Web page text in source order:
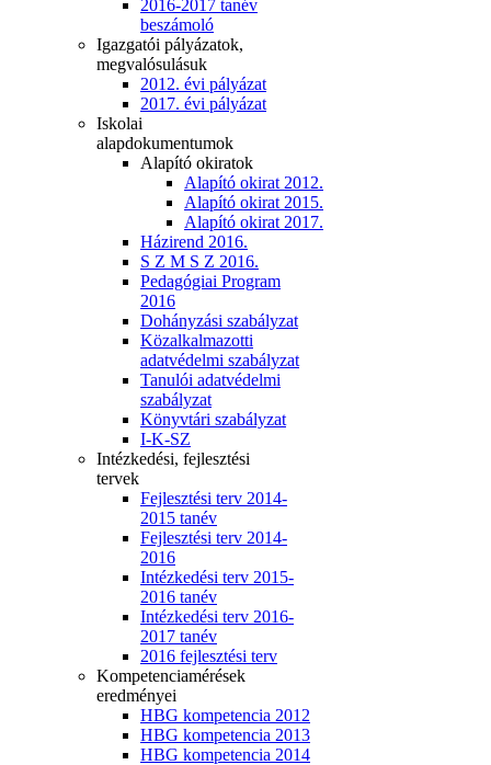
2016-2017 tanév
beszámoló
Igazgatói pályázatok,
megvalósulásuk
2012. évi pályázat
2017. évi pályázat
Iskolai
alapdokumentumok
Alapító okiratok
Alapító okirat 2012.
Alapító okirat 2015.
Alapító okirat 2017.
Házirend 2016.
S Z M S Z 2016.
Pedagógiai Program
2016
Dohányzási szabályzat
Közalkalmazotti
adatvédelmi szabályzat
Tanulói adatvédelmi
szabályzat
Könyvtári szabályzat
I-K-SZ
Intézkedési, fejlesztési
tervek
Fejlesztési terv 2014-
2015 tanév
Fejlesztési terv 2014-
2016
Intézkedési terv 2015-
2016 tanév
Intézkedési terv 2016-
2017 tanév
2016 fejlesztési terv
Kompetenciamérések
eredményei
HBG kompetencia 2012
HBG kompetencia 2013
HBG kompetencia 2014